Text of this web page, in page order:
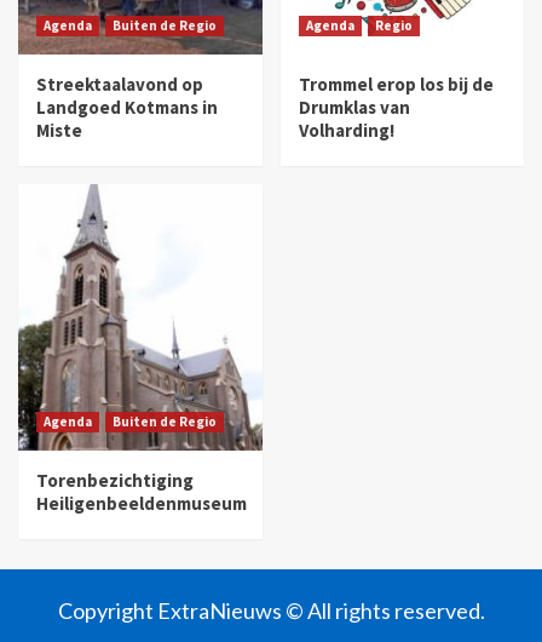
Agenda Buiten de Regio
Streektaalavond op
Landgoed Kotmans in
Miste
Agenda Regio
Trommel erop los bij de
Drumklas van
Volharding!
Agenda Buiten de Regio
Torenbezichtiging
Heiligenbeeldenmuseum
Copyright ExtraNieuws © All rights reserved.